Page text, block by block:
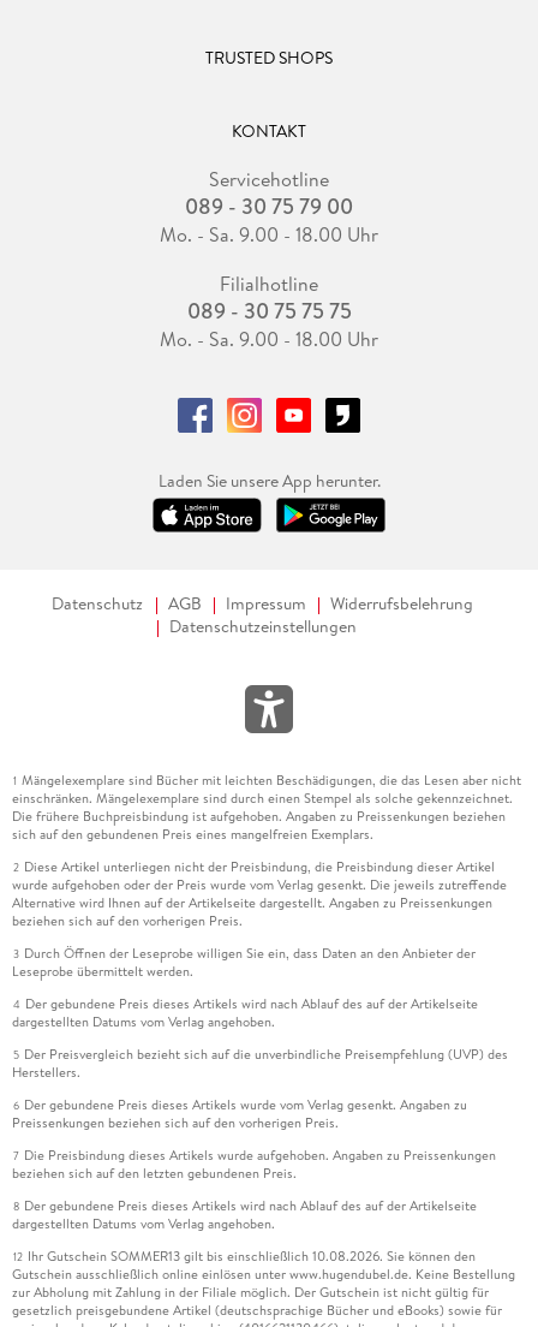
TRUSTED SHOPS
KONTAKT
Servicehotline
089 - 30 75 79 00
Mo. - Sa. 9.00 - 18.00 Uhr
Filialhotline
089 - 30 75 75 75
Mo. - Sa. 9.00 - 18.00 Uhr
Laden Sie unsere App herunter.
Datenschutz AGB Impressum
Widerrufsbelehrung
Datenschutzeinstellungen
1 Mängelexemplare sind Bücher mit leichten Beschädigungen, die das Lesen aber nicht
einschränken. Mängelexemplare sind durch einen Stempel als solche gekennzeichnet.
Die frühere Buchpreisbindung ist aufgehoben. Angaben zu Preissenkungen beziehen
sich auf den gebundenen Preis eines mangelfreien Exemplars.
2 Diese Artikel unterliegen nicht der Preisbindung, die Preisbindung dieser Artikel
wurde aufgehoben oder der Preis wurde vom Verlag gesenkt. Die jeweils zutreffende
Alternative wird Ihnen auf der Artikelseite dargestellt. Angaben zu Preissenkungen
beziehen sich auf den vorherigen Preis.
3 Durch Öffnen der Leseprobe willigen Sie ein, dass Daten an den Anbieter der
Leseprobe übermittelt werden.
4 Der gebundene Preis dieses Artikels wird nach Ablauf des auf der Artikelseite
dargestellten Datums vom Verlag angehoben.
5 Der Preisvergleich bezieht sich auf die unverbindliche Preisempfehlung (UVP) des
Herstellers.
6 Der gebundene Preis dieses Artikels wurde vom Verlag gesenkt. Angaben zu
Preissenkungen beziehen sich auf den vorherigen Preis.
7 Die Preisbindung dieses Artikels wurde aufgehoben. Angaben zu Preissenkungen
beziehen sich auf den letzten gebundenen Preis.
8 Der gebundene Preis dieses Artikels wird nach Ablauf des auf der Artikelseite
dargestellten Datums vom Verlag angehoben.
12 Ihr Gutschein SOMMER13 gilt bis einschließlich 10.08.2026. Sie können den
Gutschein ausschließlich online einlösen unter www.hugendubel.de. Keine Bestellung
zur Abholung mit Zahlung in der Filiale möglich. Der Gutschein ist nicht gültig für
gesetzlich preisgebundene Artikel (deutschsprachige Bücher und eBooks) sowie für